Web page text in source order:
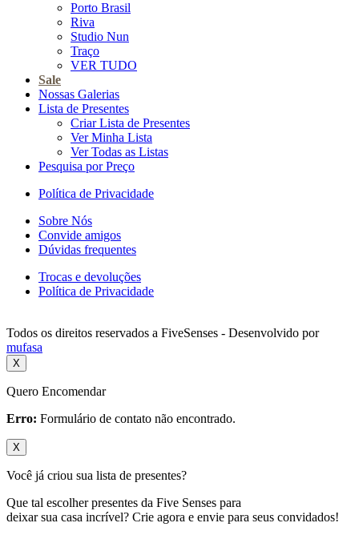
Porto Brasil
Riva
Studio Nun
Traço
VER TUDO
Sale
Nossas Galerias
Lista de Presentes
Criar Lista de Presentes
Ver Minha Lista
Ver Todas as Listas
Pesquisa por Preço
Política de Privacidade
Sobre Nós
Convide amigos
Dúvidas frequentes
Trocas e devoluções
Política de Privacidade
Todos os direitos reservados a FiveSenses - Desenvolvido por
mufasa
X
Quero Encomendar
Erro: Formulário de contato não encontrado.
X
Você já criou sua lista de presentes?
Que tal escolher presentes da Five Senses para
deixar sua casa incrível? Crie agora e envie para seus convidados!